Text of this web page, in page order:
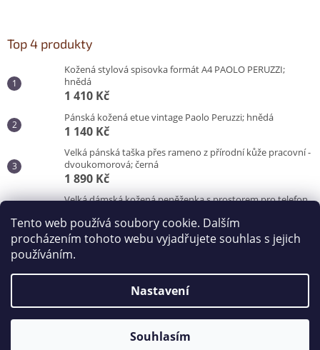
Tento web používá soubory cookie. Dalším
procházením tohoto webu vyjadřujete souhlas s jejich
používáním.
Nastavení
Souhlasím
Top 4 produkty
Kožená stylová spisovka formát A4 PAOLO PERUZZI;
hnědá
1 410 Kč
Pánská kožená etue vintage Paolo Peruzzi; hnědá
1 140 Kč
Velká pánská taška přes rameno z přírodní kůže pracovní -
dvoukomorová; černá
1 890 Kč
Velká dámská kožená peněženka s prostorem pro telefon
870 Kč
Vytvořil Shoptet
Copyright 2026Kabelky od Hraběnky. Všechna práva
vyhrazena.